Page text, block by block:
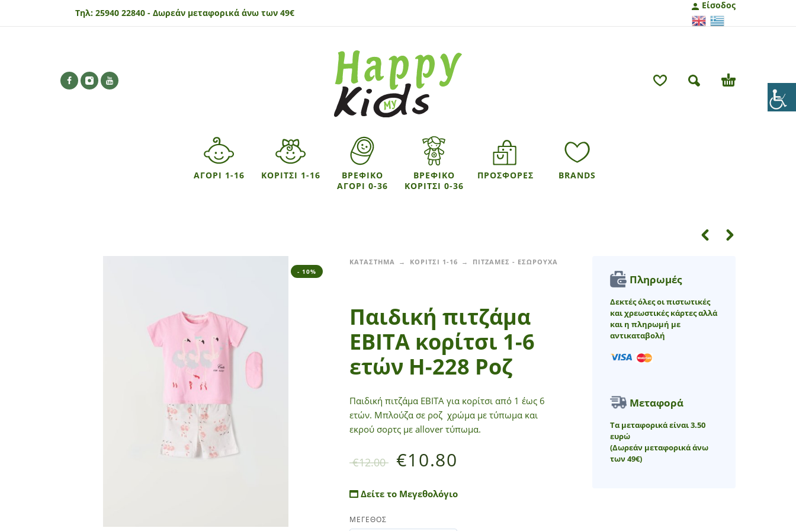
Τηλ: 25940 22840 - Δωρεάν μεταφορικά άνω των 49€
Είσοδος
ΑΓΟΡΙ 1-16 ΚΟΡΙΤΣΙ 1-16
ΒΡΕΦΙΚΟ
ΑΓΟΡΙ 0-36
ΒΡΕΦΙΚΟ
ΚΟΡΙΤΣΙ 0-36
ΠΡΟΣΦΟΡΕΣ BRANDS
- 10%
ΚΑΤΑΣΤΗΜΑ ΚΟΡΙΤΣΙ 1-16 ΠΙΤΖΑΜΕΣ - ΕΣΩΡΟΥΧΑ
Παιδική πιτζάμα
ΕΒΙΤΑ κορίτσι 1-6
ετών Η-228 Ροζ
Παιδική πιτζάμα ΕΒΙΤΑ για κορίτσι από 1 έως 6
ετών. Μπλούζα σε ροζ χρώμα με τύπωμα και
εκρού σορτς με allover τύπωμα.
€12.00 €10.80
Δείτε το Μεγεθολόγιο
ΜΕΓΕΘΟΣ
Πληρωμές
Δεκτές όλες οι πιστωτικές
και χρεωστικές κάρτες αλλά
και η πληρωμή με
αντικαταβολή
Μεταφορά
Τα μεταφορικά είναι 3.50
ευρώ
(Δωρεάν μεταφορικά άνω
των 49€)